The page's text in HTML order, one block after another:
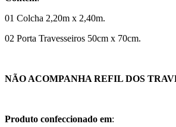
01 Colcha 2,20m x 2,40m.
02 Porta Travesseiros 50cm x 70cm.
NÃO ACOMPANHA REFIL DOS
Produto confeccionado em: